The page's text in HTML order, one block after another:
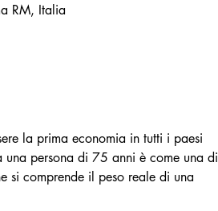
RM, Italia
la prima economia in tutti i paesi
persona di 75 anni è come una di
comprende il peso reale di una